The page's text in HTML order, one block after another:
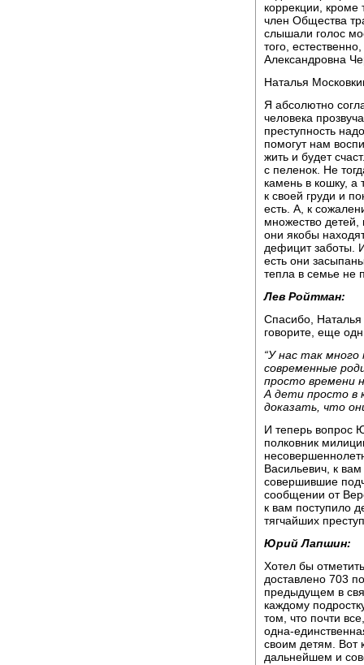
коррекции, кроме
член Общества
слышали голос
того,
Александровна
Наталья
Я абсолютно
человека
преступность
помогут нам
жить и будет
с пеленок. Не
камень в кошку, а
к своей груди и
есть. А, к
множество
они якобы
дефицит заботы.
есть они
тепла в семье не
Лев Ройтман:
Спасибо, Наталья
говорите, еще
“У нас так
современные
просто времени
А дети просто в
доказать, что
И теперь вопрос
полковник
Васильевич, к
совершившие
сообщении от
к вам поступило
тягчайших
Юрий Лапшин:
Хотел бы
доставлено 703
предыдущем в
каждому
том, что почти
одна-
своим детям. Вот
дальнейшем и